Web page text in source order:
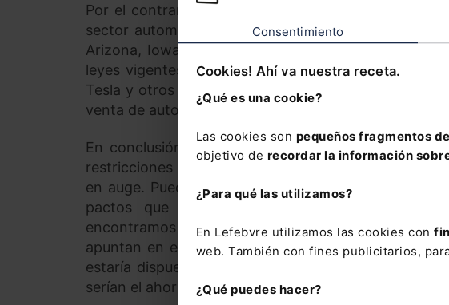
Consentimiento
Cookies! Ahí va nuestra receta.
¿Qué es una cookie?
Las cookies son pequeños fragmentos
objetivo de recordar la información
¿Para qué las utilizamos?
En Lefebvre utilizamos las cookies con
web. También con fines publicitarios,
¿Qué puedes hacer?
Por el contrario, en algunos (cada vez menos)
sector automoción que prohíbe la distribución
Arizona, Iowa, Virginia Occidental y Michigan). En
leyes vigentes para posibilitar estas ventas. El
Tesla y otros fabricantes recientemente está
venta de automóviles por fabricantes.
En conclusión, la venta de automóviles a través
restricciones legales adicionales en nuestro país y
en auge. Pueden recurrir a estos nuevos canales
pactos que tengan en vigor con su red de
encontramos ante un mercado cada vez más
apuntan en esta línea. Según un estudio reciente
estaría dispuesto a comprar un automóvil por
serían el ahorro en el precio (45%) y la rapidez y